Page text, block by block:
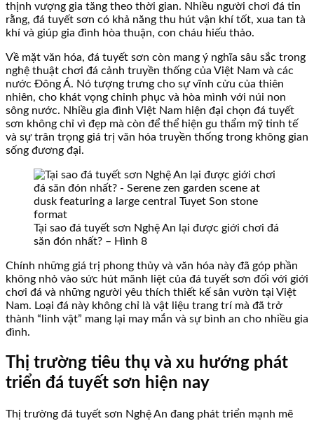
thịnh vượng gia tăng theo thời gian. Nhiều người chơi đá tin
rằng, đá tuyết sơn có khả năng thu hút vận khí tốt, xua tan tà
khí và giúp gia đình hòa thuận, con cháu hiếu thảo.
Về mặt văn hóa, đá tuyết sơn còn mang ý nghĩa sâu sắc trong
nghệ thuật chơi đá cảnh truyền thống của Việt Nam và các
nước Đông Á. Nó tượng trưng cho sự vĩnh cửu của thiên
nhiên, cho khát vọng chinh phục và hòa mình với núi non
sông nước. Nhiều gia đình Việt Nam hiện đại chọn đá tuyết
sơn không chỉ vì đẹp mà còn để thể hiện gu thẩm mỹ tinh tế
và sự trân trọng giá trị văn hóa truyền thống trong không gian
sống đương đại.
Tại sao đá tuyết sơn Nghệ An lại được giới chơi đá
săn đón nhất? – Hình 8
Chính những giá trị phong thủy và văn hóa này đã góp phần
không nhỏ vào sức hút mãnh liệt của đá tuyết sơn đối với giới
chơi đá và những người yêu thích thiết kế sân vườn tại Việt
Nam. Loại đá này không chỉ là vật liệu trang trí mà đã trở
thành “linh vật” mang lại may mắn và sự bình an cho nhiều gia
đình.
Thị trường tiêu thụ và xu hướng phát
triển đá tuyết sơn hiện nay
Thị trường đá tuyết sơn Nghệ An đang phát triển mạnh mẽ